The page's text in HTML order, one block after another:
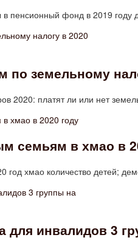
в пенсионный фонд в 2019
по земельному
2020: платят ли или нет
семьям в хмао в
год хмао количество детей;
для инвалидов 3